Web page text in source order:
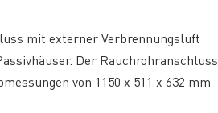
mit externer Verbrennungsluft
Der Rauchrohranschluss
von 1150 x 511 x 632 mm